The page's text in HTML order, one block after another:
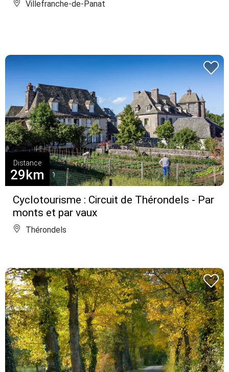
Villefranche-de-Panat
Cyclotourisme : Circuit de Thérondels - Par
monts et par vaux
Distance
29km
Thérondels